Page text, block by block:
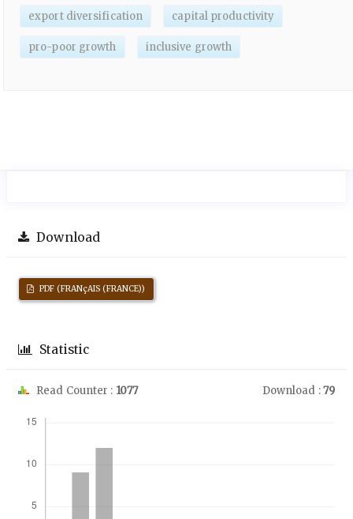
export diversification capital productivity
pro-poor growth inclusive growth
Download
PDF (FRANçAIS (FRANCE))
Statistic
Read Counter : 1077 Download :79